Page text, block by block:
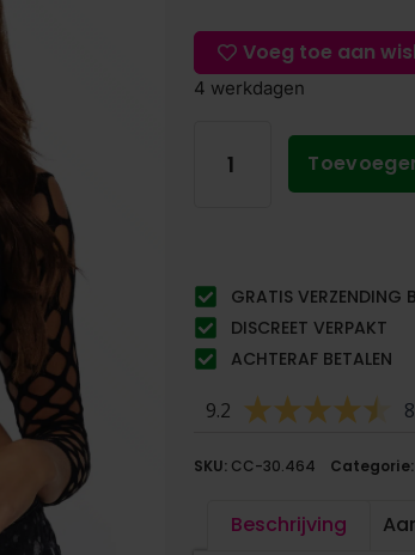
Voeg toe aan
4 werkdagen
GRATIS
DISCREET VERPAKT
ACHTERAF BETALEN
9.2
SKU: CC-30.464 Categorie:
Beschrijving